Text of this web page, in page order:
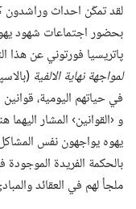
لقد تمكّن احداث وراشدون
بحضور اجتماعات شهود
پاتريسيا فورتوني عن هذا
لمواجهة نهاية الالفية
في حياتهم اليومية،‏
و ‹القوانين› المشار
يهوه يواجهون نفس
بالحكمة الفريدة
ملجأ لهم في العقائد